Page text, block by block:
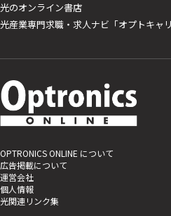
光のオンライン書店
光産業専門求職・求人ナビ「オプトキャリ
OPTRONICS ONLINE について
広告掲載について
運営会社
個人情報
光関連リンク集